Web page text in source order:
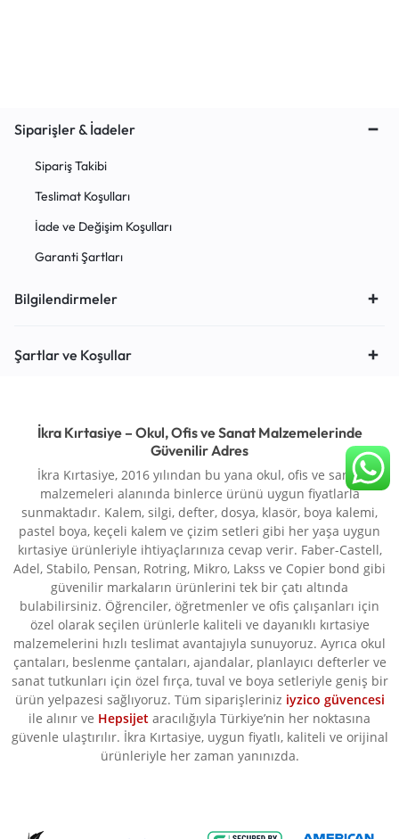
Siparişler & İadeler
Sipariş Takibi
Teslimat Koşulları
İade ve Değişim Koşulları
Garanti Şartları
Bilgilendirmeler
Şartlar ve Koşullar
İkra Kırtasiye – Okul, Ofis ve Sanat Malzemelerinde
Güvenilir Adres
İkra Kırtasiye, 2016 yılından bu yana okul, ofis ve sanat
malzemeleri alanında binlerce ürünü uygun fiyatlarla
sunmaktadır. Kalem, silgi, defter, dosya, klasör, boya kalemi,
pastel boya, keçeli kalem ve çizim setleri gibi her yaşa uygun
kırtasiye ürünleriyle ihtiyaçlarınıza cevap verir. Faber-Castell,
Adel, Stabilo, Pensan, Rotring, Mikro, Lakss ve Copier bond gibi
güvenilir markaların ürünlerini tek bir çatı altında
bulabilirsiniz. Öğrenciler, öğretmenler ve ofis çalışanları için
özel olarak seçilen ürünlerle kaliteli ve dayanıklı kırtasiye
malzemelerini hızlı teslimat avantajıyla sunuyoruz. Ayrıca okul
çantaları, beslenme çantaları, ajandalar, planlayıcı defterler ve
sanat tutkunları için özel fırça, tuval ve boya setleriyle geniş bir
ürün yelpazesi sağlıyoruz. Tüm siparişleriniz iyzico güvencesi
ile alınır ve Hepsijet aracılığıyla Türkiye’nin her noktasına
güvenle ulaştırılır. İkra Kırtasiye, uygun fiyatlı, kaliteli ve orijinal
ürünleriyle her zaman yanınızda.